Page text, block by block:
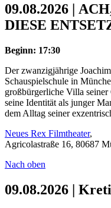
09.08.2026 |
DIESE
Beginn: 17:30
Der zwanzigjährige
Schauspielschule in
großbürgerliche Villa seiner
seine Identität als junger
dem Alltag seiner
Neues Rex Filmtheater,
Agricolastraße 16, 80687
Nach oben
09.08.2026 |